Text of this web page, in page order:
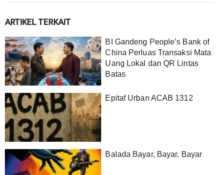
ARTIKEL TERKAIT
BI Gandeng People’s Bank of
China Perluas Transaksi Mata
Uang Lokal dan QR Lintas
Batas
Epitaf Urban ACAB 1312
Balada Bayar, Bayar, Bayar